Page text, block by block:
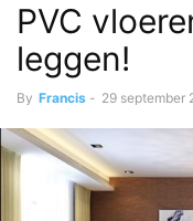
PVC
leggen!
By Francis - 29 september